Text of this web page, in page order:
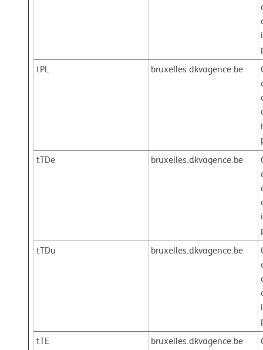
tPL
bruxelles.dkvagence.be
tTDe
bruxelles.dkvagence.be
tTDu
bruxelles.dkvagence.be
tTE
bruxelles.dkvagence.be